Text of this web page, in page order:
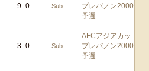
9–0 Sub
プレバノン2000
予選
3–0 Sub
AFCアジアカッ
プレバノン2000
予選